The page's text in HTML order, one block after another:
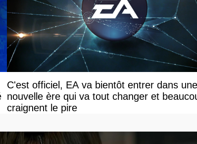
C'est officiel, EA va bientôt entrer dans une
nouvelle ère qui va tout changer et
craignent le pire